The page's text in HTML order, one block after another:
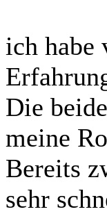
ich habe
Die
meine
Bereits
sehr